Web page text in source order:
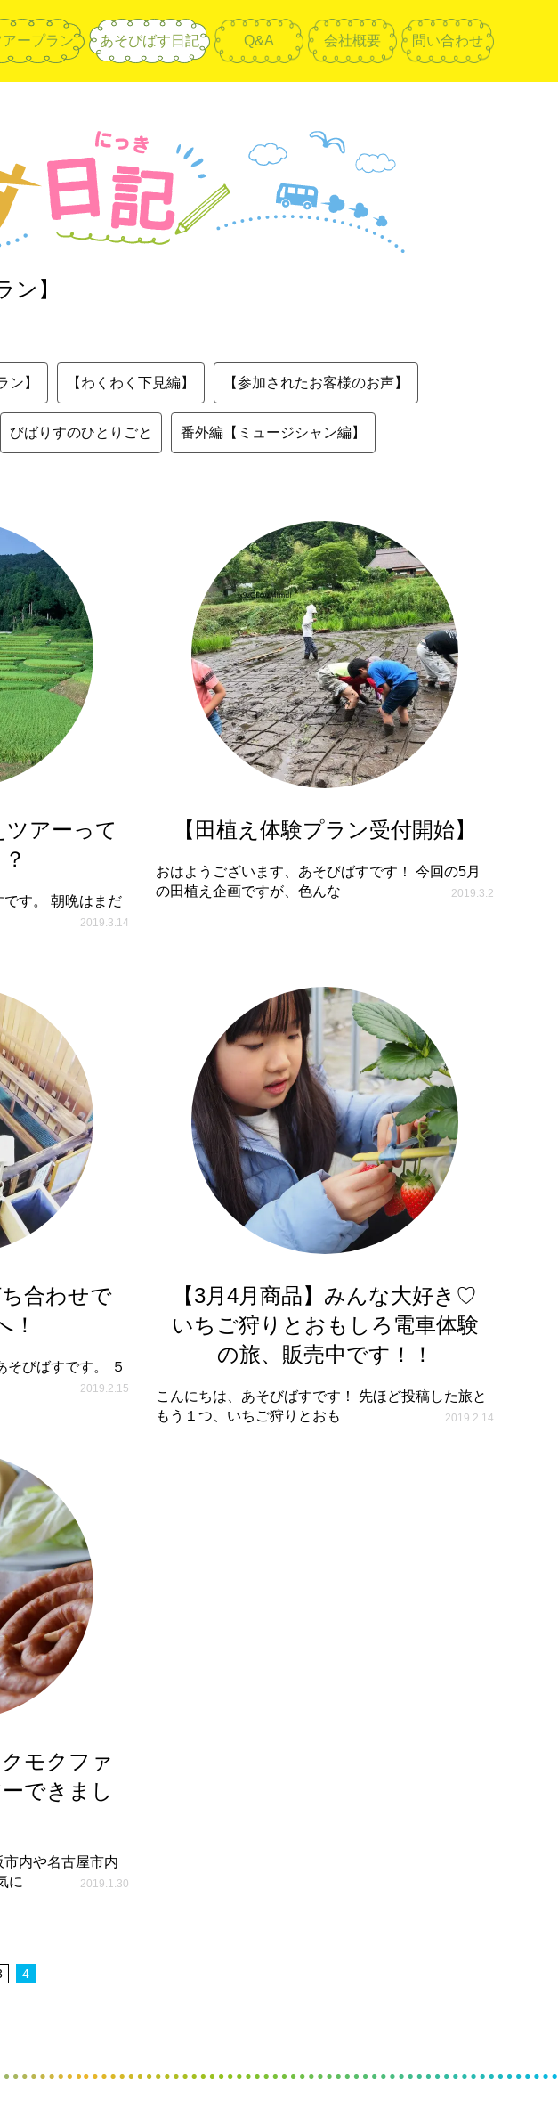
ープラン あそびばす日記 Q&A 会社概要 問い合わせ
ン】
ン】 【わくわく下見編】 【参加されたお客様のお声】
びばりすのひとりごと 番外編【ミュージシャン編】
アーって
す。 朝晩はまだ
2019.3.14
【田植え体験プラン受付開始】
おはようございます、あそびばすです！ 今回の5月
の田植え企画ですが、色んな
2019.3.2
合わせで
！
そびばすです。 ５
2019.2.15
【3月4月商品】みんな大好き♡
いちご狩りとおもしろ電車体験
の旅、販売中です！！
こんにちは、あそびばすです！ 先ほど投稿した旅と
もう１つ、いちご狩りとおも
2019.2.14
モクファ
できまし
内や名古屋市内
に
2019.1.30
4